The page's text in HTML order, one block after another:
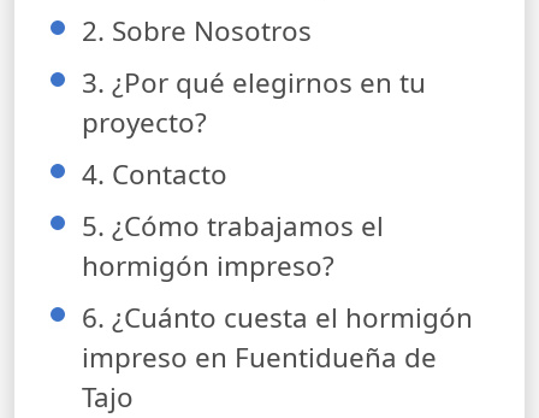
2. Sobre Nosotros
3. ¿Por qué elegirnos en tu
proyecto?
4. Contacto
5. ¿Cómo trabajamos el
hormigón impreso?
6. ¿Cuánto cuesta el hormigón
impreso en Fuentidueña de
Tajo